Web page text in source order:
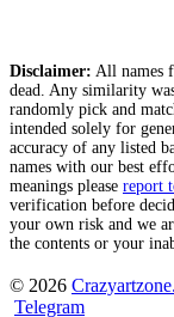
Disclaimer: All names
dead. Any similarity
randomly pick and
intended solely for
accuracy of any listed
names with our best
meanings please report
verification before
your own risk and we
the contents or your
© 2026
Telegram